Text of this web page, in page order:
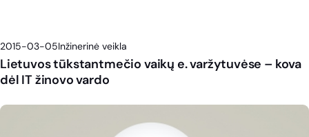
2015-03-05Inžinerinė veikla
Lietuvos tūkstantmečio vaikų e. varžytuvėse – kova
dėl IT žinovo vardo